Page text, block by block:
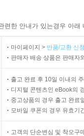
한 안내가 있는경우 아
마이페이지 > 반품/교환 신
판매자 배송 상품은 판매자
출고 완료 후 10일 이내의
디지털 콘텐츠인 eBook의
중고상품의 경우 출고 완료
모바일 쿠폰의 경우 유효기
고객의 단순변심 및 착오구